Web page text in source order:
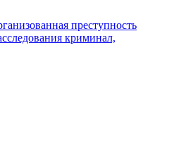
преступность
криминал,